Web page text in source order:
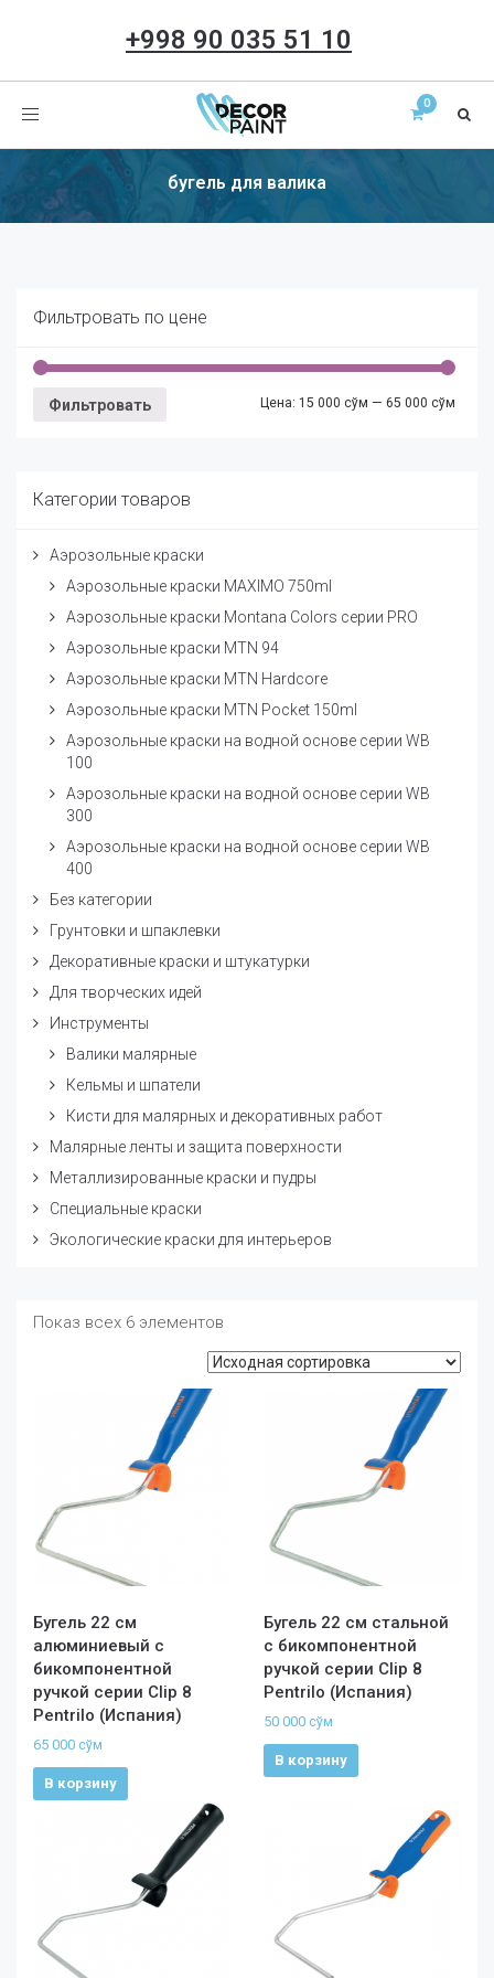
+998 90 035 51 10
Toggle
бугель для валика
Фильтровать по цене
Фильтровать Цена: 15 000 сўм — 65 000 сўм
Категории товаров
Аэрозольные краски
Аэрозольные краски MAXIMO 750ml
Аэрозольные краски Montana Colors серии PRO
Аэрозольные краски MTN 94
Аэрозольные краски MTN Hardcore
Аэрозольные краски MTN Pocket 150ml
Аэрозольные краски на водной основе серии WB
100
Аэрозольные краски на водной основе серии WB
300
Аэрозольные краски на водной основе серии WB
400
Без категории
Грунтовки и шпаклевки
Декоративные краски и штукатурки
Для творческих идей
Инструменты
Валики малярные
Кельмы и шпатели
Кисти для малярных и декоративных работ
Малярные ленты и защита поверхности
Металлизированные краски и пудры
Специальные краски
Экологические краски для интерьеров
Показ всех 6 элементов
Бугель 22 см
алюминиевый с
бикомпонентной
ручкой серии Clip 8
Pentrilo (Испания)
65 000 сўм
В корзину
Бугель 22 см стальной
с бикомпонентной
ручкой серии Clip 8
Pentrilo (Испания)
50 000 сўм
В корзину